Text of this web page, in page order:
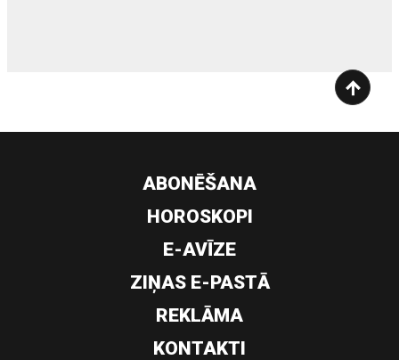
ABONĒŠANA
HOROSKOPI
E-AVĪZE
ZIŅAS E-PASTĀ
REKLĀMA
KONTAKTI